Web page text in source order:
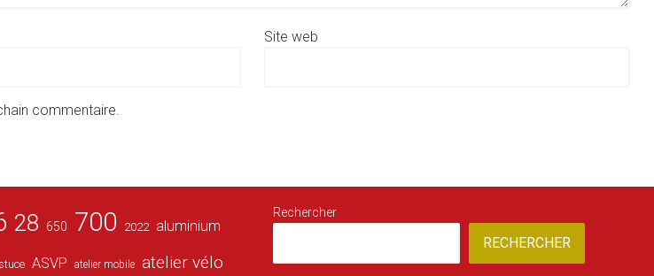
Site web
commentaire.
28 650 700 2022 aluminium
ASVP atelier mobile atelier vélo
Rechercher
RECHERCHER